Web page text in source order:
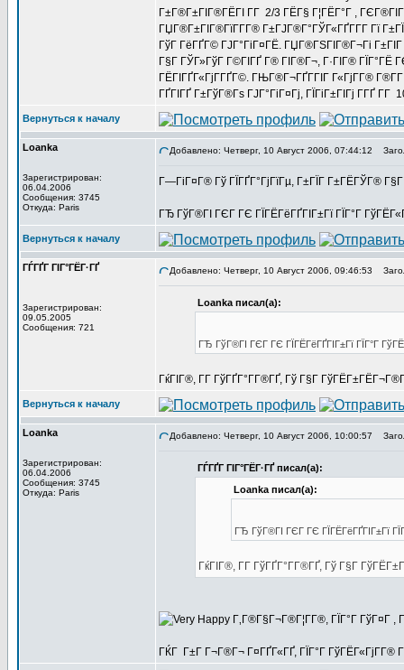
Г±Г®Г±ГІГ®ГЁГІ Г­Г 2/3 ГЁГ§ Г¦ГЁГ°Г ,
ГЏГ®Г±ГІГ®ГїГ­Г­Г® Г±ГЈГ®Г°ГЎГ«ГҐГ­Г­Г Гї
ГўГ ГёГҐГ© ГЈГ°ГіГ¤ГЁ. ГЏГ®ГЅГІГ®Г¬Гі Г±ГІГ
Г§Г ГЎГ»ГўГ Г©ГІГҐ Г® ГІГ®Г¬, Г·ГІГ®
ГЁГІГҐГ«ГјГ­ГҐГ©. ГЊГ®Г¬ГҐГ­ГІГ Г«ГјГ­Г® Г®Г­Г
ГҐГІГҐ Г±ГўГ®Гѕ ГЈГ°ГіГ¤Гј, ГЇГіГ±ГІГј Г­ГҐ
Вернуться к началу
Loanka
Зарегистрирован:
06.04.2006
Сообщения: 3745
Откуда: Paris
Добавлено: Четверг, 10 Август 2006, 07:44:12
Г—ГіГ¤Г® Гў ГЇГҐГ°ГјГїГµ, Г±ГЇГ Г±ГЁГЎГ®
ГЂ ГўГ®ГІ ГЄГ ГЄ ГЇГЁГёГҐГІГ±Гї ГЇГ°Г
Вернуться к началу
ГЃГҐГ ГІГ°ГЁГ·ГҐ
Зарегистрирован:
09.05.2005
Сообщения: 721
Добавлено: Четверг, 10 Август 2006, 09:46:53
Loanka писал(а):
ГЂ ГўГ®ГІ ГЄГ ГЄ ГЇГЁГёГҐГІГ±Гї ГЇГ°Г
ГќГІГ®, Г­Г ГўГҐГ°Г­Г®ГҐ, Гў Г§Г
Вернуться к началу
Loanka
Зарегистрирован:
06.04.2006
Сообщения: 3745
Откуда: Paris
Добавлено: Четверг, 10 Август 2006, 10:00:57
ГЃГҐГ ГІГ°ГЁГ·ГҐ писал(а):
Loanka писал(а):
ГЂ ГўГ®ГІ ГЄГ ГЄ ГЇГЁГёГҐГІГ±Гї
ГќГІГ®, Г­Г ГўГҐГ°Г­Г®ГҐ, Гў Г§Г
Г‚Г®Г§Г¬Г®Г¦Г­Г®, ГЇГ°Г ГўГ¤Г ,
ГЌГ Г±Г Г¬Г®Г¬ Г¤ГҐГ«ГҐ, ГЇГ°Г ГўГЁГ«ГјГ­Г®